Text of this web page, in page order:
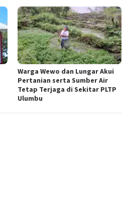
Warga Wewo dan Lungar Akui
Pertanian serta Sumber Air
Tetap Terjaga di Sekitar PLTP
Ulumbu